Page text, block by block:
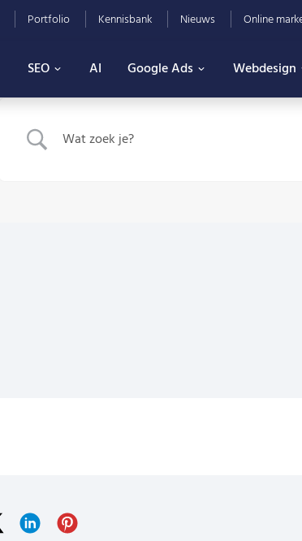
Portfolio Kennisbank Nieuws Online
SEO AI Google Ads Webdesign